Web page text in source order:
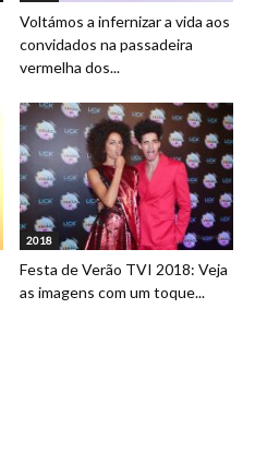
Voltámos a infernizar a vida aos
convidados na passadeira
vermelha dos...
2018
Festa de Verão TVI 2018: Veja
as imagens com um toque...